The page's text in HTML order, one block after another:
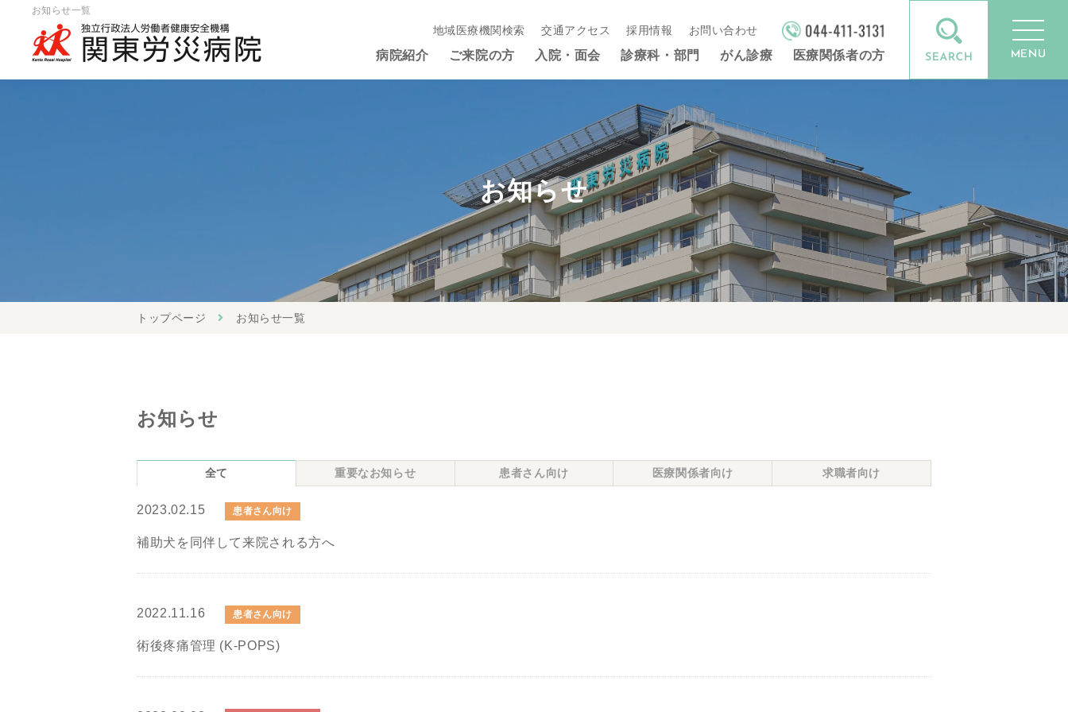
お知らせ一覧
地域医療機関検索 交通アクセス 採用情報 お問い合わせ
病院紹介 ご来院の方 入院・面会 診療科・部門 がん診療 医療関係者の方 MENU
お知らせ
トップページ お知らせ一覧
お知らせ
全て 重要なお知らせ 患者さん向け 医療関係者向け 求職者向け
2023.02.15 患者さん向け
補助犬を同伴して来院される方へ
2022.11.16 患者さん向け
術後疼痛管理 (K-POPS)